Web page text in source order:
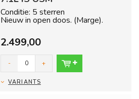
Conditie: 5 sterren
Nieuw in open doos. (Marge).
Inclusief 1 jaar garantie en gratis
verzending ...
2.499,00
- +
VARIANTS